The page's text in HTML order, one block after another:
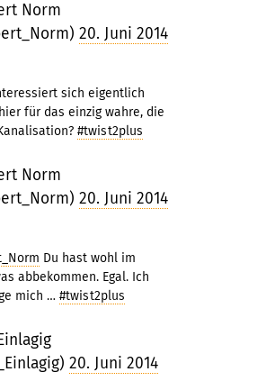
Norm
20. Juni 2014
sich eigentlich
für das einzig wahre, die
#twist2plus
Norm
20. Juni 2014
Du hast wohl im
abbekommen. Egal. Ich
mich … #twist2plus
20. Juni 2014